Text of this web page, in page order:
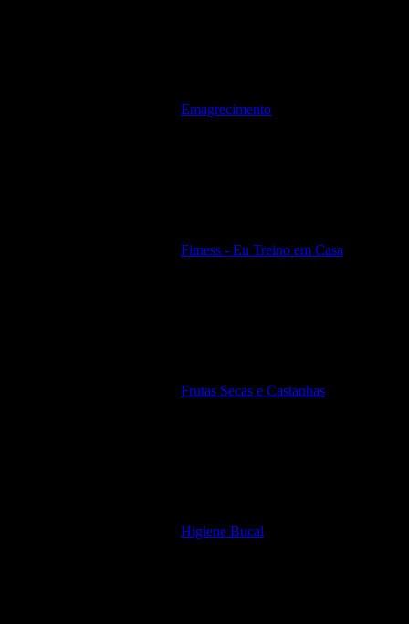
Emagrecimento
Fitness - Eu Treino em Casa
Frutas Secas e Castanhas
Higiene Bucal